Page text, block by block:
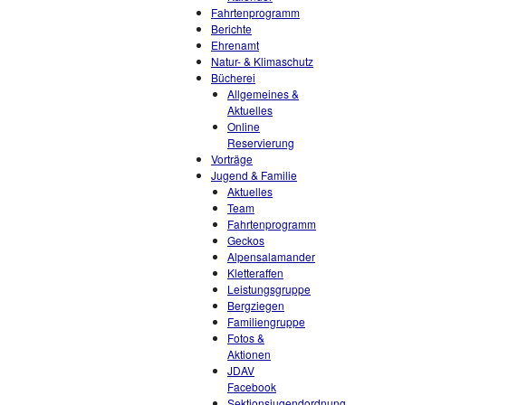
Fahrtenprogramm
Berichte
Ehrenamt
Natur- & Klimaschutz
Bücherei
Allgemeines &
Aktuelles
Online
Reservierung
Vorträge
Jugend & Familie
Aktuelles
Team
Fahrtenprogramm
Geckos
Alpensalamander
Kletteraffen
Leistungsgruppe
Bergziegen
Familiengruppe
Fotos &
Aktionen
JDAV
Facebook